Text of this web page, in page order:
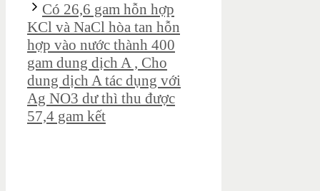
Có 26,6 gam hỗn hợp
KCl và NaCl hòa tan hỗn
hợp vào nước thành 400
gam dung dịch A , Cho
dung dịch A tác dụng với
Ag NO3 dư thì thu được
57,4 gam kết